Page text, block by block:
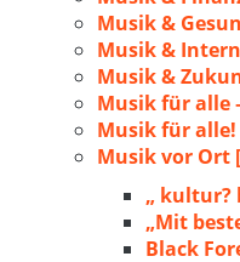
Musik &
Musik &
Musik &
Musik für alle
Musik für alle!
Musik vor Ort
„ kultur?
„Mit
Black